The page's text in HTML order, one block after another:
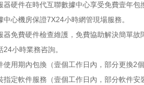
器硬件在時代互聯數據中心享受免費壹年包
中心機房保證7X24小時網管現場服務。
器免費硬件檢查維護，免費協助解決簡單故
24小時業務咨詢。
使用期內包換（壹個工作日內，部分更換2個
指定軟件服務（壹個工作日內，部分軟件安